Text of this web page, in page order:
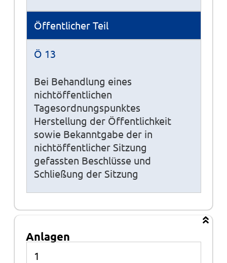
Öffentlicher Teil
Ö 13
Bei Behandlung eines
nichtöffentlichen
Tagesordnungspunktes
Herstellung der Öffentlichkeit
sowie Bekanntgabe der in
nichtöffentlicher Sitzung
gefassten Beschlüsse und
Schließung der Sitzung
Anlagen
1